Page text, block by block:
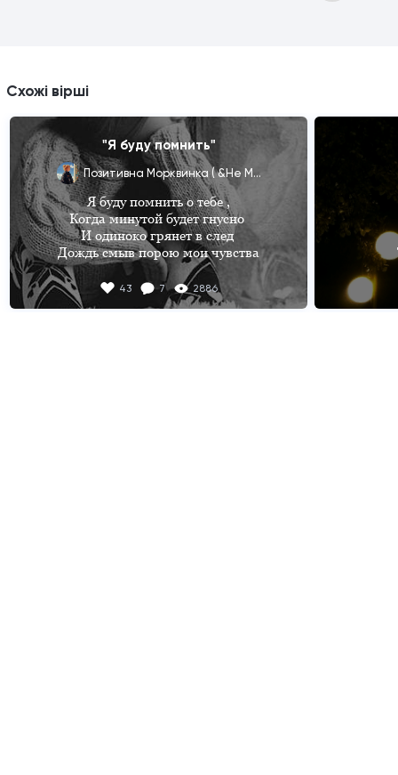
Схожі вірші
"Я буду помнить"
Позитивна Морквинка ( &Не Мілашка ;)
Я буду помнить о тебе ,
Когда минутой будет гнусно
И одиноко грянет в след
Дождь смыв порою мои чувства
Я буду помнить о тебе ,
Когда нагрянет новый вечер
43 7 2886